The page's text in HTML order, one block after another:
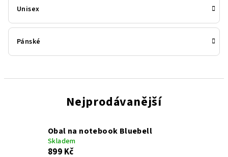
Unisex
Pánské
Nejprodávanější
Obal na notebook Bluebell
Skladem
899 Kč